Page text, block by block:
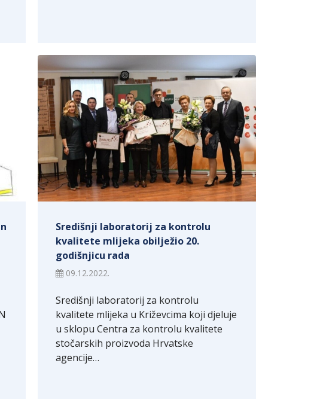
Središnji laboratorij za kontrolu
kvalitete mlijeka obilježio 20.
godišnjicu rada
09.12.2022.
Središnji laboratorij za kontrolu
kvalitete mlijeka u Križevcima koji djeluje
u sklopu Centra za kontrolu kvalitete
stočarskih proizvoda Hrvatske
agencije…